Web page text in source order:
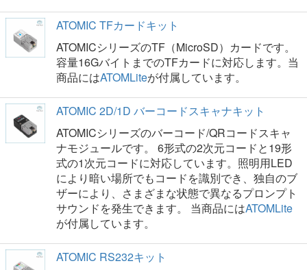
ATOMIC TFカードキット
ATOMICシリーズのTF（MicroSD）カードです。
容量16GバイトまでのTFカードに対応します。当
商品にはATOMLiteが付属しています。
ATOMIC 2D/1D バーコードスキャナキット
ATOMICシリーズのバーコード/QRコードスキャ
ナモジュールです。 6形式の2次元コードと19形
式の1次元コードに対応しています。照明用LED
により暗い場所でもコードを識別でき、独自のブ
ザーにより、さまざまな状態で異なるプロンプト
サウンドを発生できます。 当商品にはATOMLite
が付属しています。
ATOMIC RS232キット